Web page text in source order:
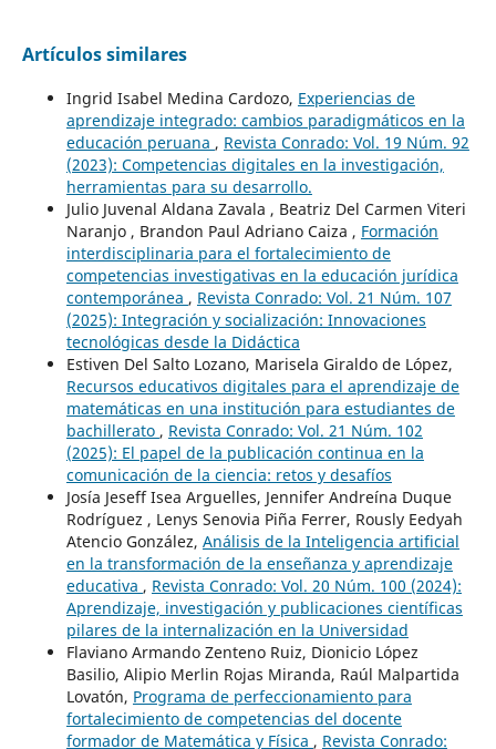
Artículos similares
Ingrid Isabel Medina Cardozo, Experiencias de
aprendizaje integrado: cambios paradigmáticos en la
educación peruana , Revista Conrado: Vol. 19 Núm. 92
(2023): Competencias digitales en la investigación,
herramientas para su desarrollo.
Julio Juvenal Aldana Zavala , Beatriz Del Carmen Viteri
Naranjo , Brandon Paul Adriano Caiza , Formación
interdisciplinaria para el fortalecimiento de
competencias investigativas en la educación jurídica
contemporánea , Revista Conrado: Vol. 21 Núm. 107
(2025): Integración y socialización: Innovaciones
tecnológicas desde la Didáctica
Estiven Del Salto Lozano, Marisela Giraldo de López,
Recursos educativos digitales para el aprendizaje de
matemáticas en una institución para estudiantes de
bachillerato , Revista Conrado: Vol. 21 Núm. 102
(2025): El papel de la publicación continua en la
comunicación de la ciencia: retos y desafíos
Josía Jeseff Isea Arguelles, Jennifer Andreína Duque
Rodríguez , Lenys Senovia Piña Ferrer, Rously Eedyah
Atencio González, Análisis de la Inteligencia artificial
en la transformación de la enseñanza y aprendizaje
educativa , Revista Conrado: Vol. 20 Núm. 100 (2024):
Aprendizaje, investigación y publicaciones científicas
pilares de la internalización en la Universidad
Flaviano Armando Zenteno Ruiz, Dionicio López
Basilio, Alipio Merlin Rojas Miranda, Raúl Malpartida
Lovatón, Programa de perfeccionamiento para
fortalecimiento de competencias del docente
formador de Matemática y Física , Revista Conrado: